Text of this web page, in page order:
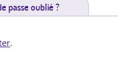
passe oublié ?
.